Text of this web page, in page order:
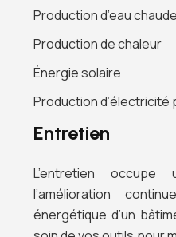
Production d’eau chaude
Production de chaleur
Énergie solaire
Production d’électricité
Entretien
L’entretien
l’amélioration
énergétique d’un